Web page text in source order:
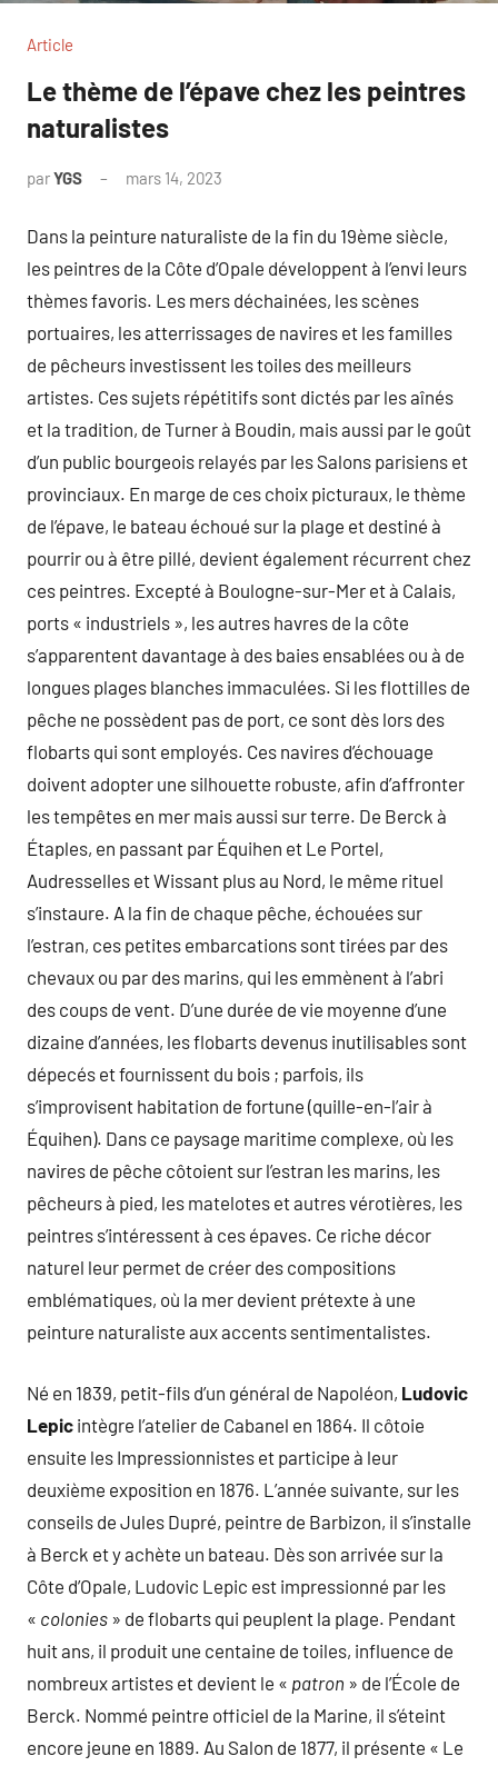
Article
Le thème de l’épave chez les peintres
naturalistes
parYGS mars 14, 2023
Dans la peinture naturaliste de la fin du 19ème siècle,
les peintres de la Côte d’Opale développent à l’envi leurs
thèmes favoris. Les mers déchainées, les scènes
portuaires, les atterrissages de navires et les familles
de pêcheurs investissent les toiles des meilleurs
artistes. Ces sujets répétitifs sont dictés par les aînés
et la tradition, de Turner à Boudin, mais aussi par le goût
d’un public bourgeois relayés par les Salons parisiens et
provinciaux. En marge de ces choix picturaux, le thème
de l’épave, le bateau échoué sur la plage et destiné à
pourrir ou à être pillé, devient également récurrent chez
ces peintres. Excepté à Boulogne-sur-Mer et à Calais,
ports « industriels », les autres havres de la côte
s’apparentent davantage à des baies ensablées ou à de
longues plages blanches immaculées. Si les flottilles de
pêche ne possèdent pas de port, ce sont dès lors des
flobarts qui sont employés. Ces navires d’échouage
doivent adopter une silhouette robuste, afin d’affronter
les tempêtes en mer mais aussi sur terre. De Berck à
Étaples, en passant par Équihen et Le Portel,
Audresselles et Wissant plus au Nord, le même rituel
s’instaure. A la fin de chaque pêche, échouées sur
l’estran, ces petites embarcations sont tirées par des
chevaux ou par des marins, qui les emmènent à l’abri
des coups de vent. D’une durée de vie moyenne d’une
dizaine d’années, les flobarts devenus inutilisables sont
dépecés et fournissent du bois ; parfois, ils
s’improvisent habitation de fortune (quille-en-l’air à
Équihen). Dans ce paysage maritime complexe, où les
navires de pêche côtoient sur l’estran les marins, les
pêcheurs à pied, les matelotes et autres vérotières, les
peintres s’intéressent à ces épaves. Ce riche décor
naturel leur permet de créer des compositions
emblématiques, où la mer devient prétexte à une
peinture naturaliste aux accents sentimentalistes.
Né en 1839, petit-fils d’un général de Napoléon, Ludovic
Lepic intègre l’atelier de Cabanel en 1864. Il côtoie
ensuite les Impressionnistes et participe à leur
deuxième exposition en 1876. L’année suivante, sur les
conseils de Jules Dupré, peintre de Barbizon, il s’installe
à Berck et y achète un bateau. Dès son arrivée sur la
Côte d’Opale, Ludovic Lepic est impressionné par les
« colonies » de flobarts qui peuplent la plage. Pendant
huit ans, il produit une centaine de toiles, influence de
nombreux artistes et devient le « patron » de l’École de
Berck. Nommé peintre officiel de la Marine, il s’éteint
encore jeune en 1889. Au Salon de 1877, il présente « Le